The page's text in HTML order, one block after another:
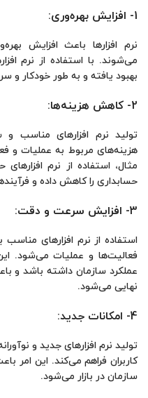
1- افزایش بهره‌وری:
نرم افزارها باعث افزایش
می‌شوند. با استفاده از نرم
بهبود یافته و به طور خودکار و
2- کاهش هزینه‌ها:
تولید نرم افزارهای مناسب و
هزینه‌های مربوط به عملیات و
مثال، استفاده از نرم
حسابداری را کاهش داده و
3- افزایش سرعت و دقت:
استفاده از نرم افزارهای
فعالیت‌ها و عملیات می‌شود.
عملکرد سازمان داشته باشد و
نهایی می‌شود.
4- امکانات جدید:
تولید نرم افزارهای جدید و
کاربران فراهم می‌کند. این امر
سازمان در بازار می‌شود.